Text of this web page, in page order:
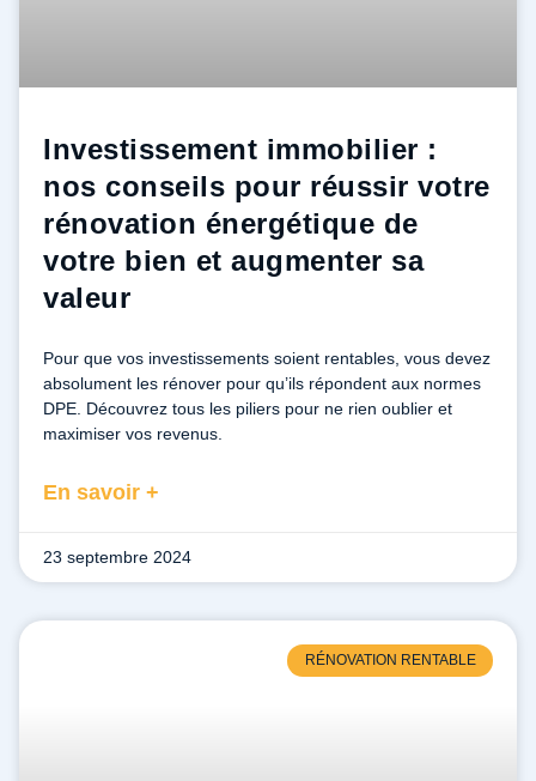
Investissement immobilier :
nos conseils pour réussir votre
rénovation énergétique de
votre bien et augmenter sa
valeur
Pour que vos investissements soient rentables, vous devez
absolument les rénover pour qu’ils répondent aux normes
DPE. Découvrez tous les piliers pour ne rien oublier et
maximiser vos revenus.
En savoir +
23 septembre 2024
RÉNOVATION RENTABLE